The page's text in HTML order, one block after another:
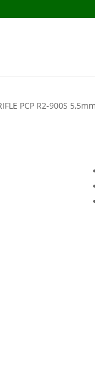
PCP R2-900S